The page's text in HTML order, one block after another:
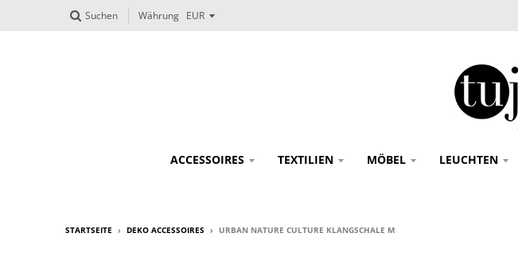
Suchen Währung
ACCESSOIRES TEXTILIEN MÖBEL LEUCHTEN
STARTSEITE › DEKO ACCESSOIRES › URBAN NATURE CULTURE KLANGSCHALE M